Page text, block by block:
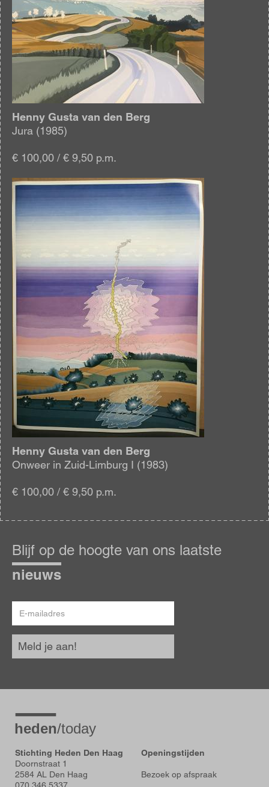
Henny Gusta van den Berg
Jura (1985)
€ 100,00 / € 9,50 p.m.
Afbeelding
Henny Gusta van den Berg
Onweer in Zuid-Limburg I (1983)
€ 100,00 / € 9,50 p.m.
op
de
hoogte
Blijf op de hoogte van ons laatste
nieuws
mailadres
Meld je aan!
Stichting Heden Den Haag
Doornstraat 1
2584 AL Den Haag
Openingstijden
Bezoek op afspraak